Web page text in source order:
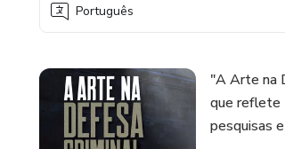
Português
"A Arte na
que reflete
pesquisas